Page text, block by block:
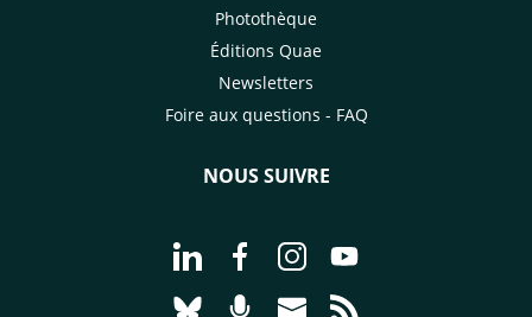
Photothèque
Éditions Quae
Newsletters
Foire aux questions - FAQ
NOUS SUIVRE
Aller à la page Nous suivre sur
Aller à la page Nous suivre sur
Aller à la page Nous
Aller à la page
Aller à la page Nous suivre sur
Aller à la page Nourrir le
Aller à la page Nous